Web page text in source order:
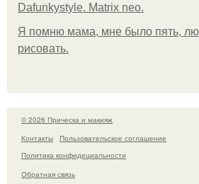
Dafunkystyle. Matrix neo.
Я помню мама, мне было пять,
рисовать.
© 2026 Прическа и макияж
Контакты
Пользовательское соглашение
Политика конфидециальности
Обратная связь